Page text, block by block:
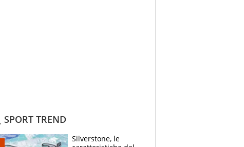
SPORT TREND
Silverstone, le